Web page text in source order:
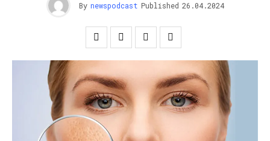
By newspodcast Published 26.04.2024